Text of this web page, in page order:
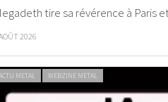
tire sa révérence à Paris
2026
METAL WEBZINE METAL